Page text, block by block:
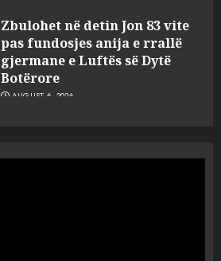
Zyrtarizohet kërkesa e
autoriteteve shqiptare për
ekstradimin e Ermal Beqirit
nga Franca
AUGUST 6, 2026
A do të ketë rrezik për Tokën?